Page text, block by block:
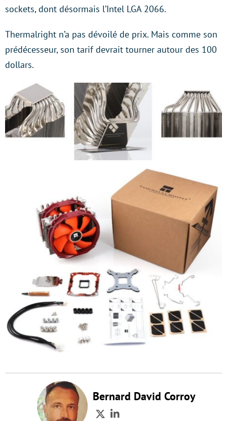
sockets, dont désormais l’Intel LGA 2066.
Thermalright n’a pas dévoilé de prix. Mais comme son
prédécesseur, son tarif devrait tourner autour des 100
dollars.
Bernard David Corroy